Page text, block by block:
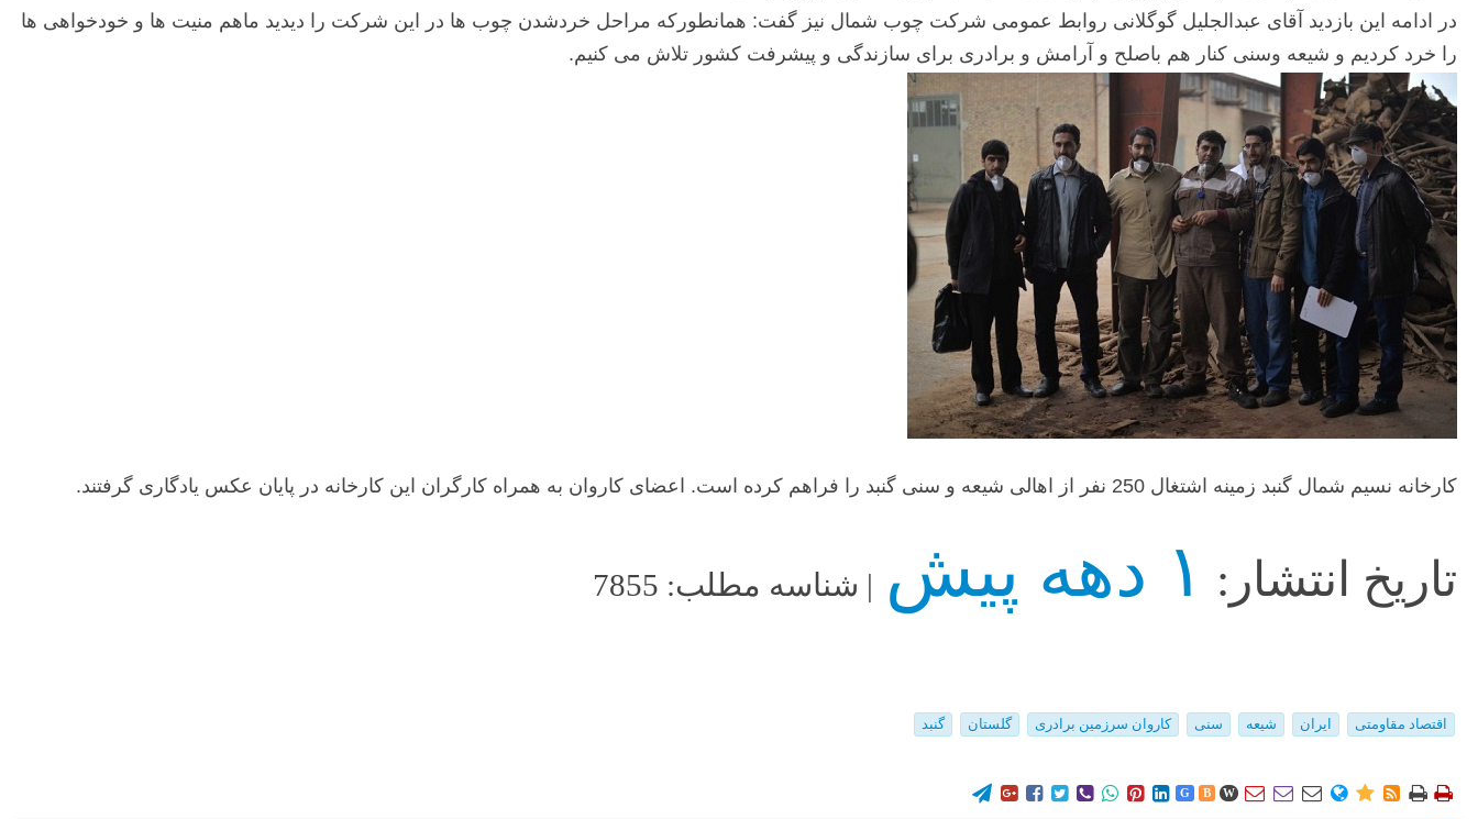
در ادامه این بازدید آقای عبدالجلیل گوگلانی روابط عمومی شرکت چوب شمال نیز گفت: همانطورکه مراحل خردشدن چوب ها در این شرکت را دیدید ماهم منیت ها و خودخواهی ها
را ​خرد کردیم و شیعه وسنی کنار هم باصلح و آرامش و برادری برای سازندگی و پیشرفت کشور تلاش می کنیم.
کارخانه نسیم شمال گنبد زمینه اشتغال 250 نفر از اهالی شیعه و سنی گنبد را فراهم کرده است. اعضای کاروان به همراه کارگران این کارخانه در پایان عکس یادگاری گرفتند.
تاریخ انتشار: ۱ دهه پیش | شناسه مطلب: 7855
اقتصاد مقاومتی ایران شیعه سنی کاروان سرزمین برادری گلستان گنبد
        G B W        